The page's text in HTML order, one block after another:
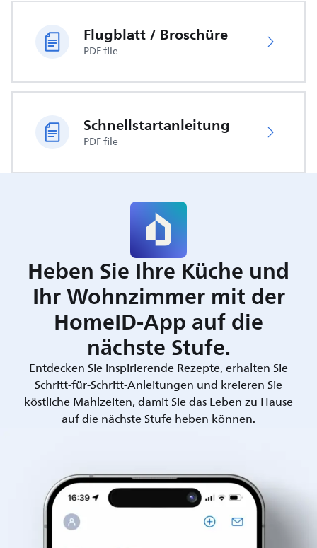
Flugblatt / Broschüre
PDF file
Schnellstartanleitung
PDF file
Heben Sie Ihre Küche und
Ihr Wohnzimmer mit der
HomeID-App auf die
nächste Stufe.
Entdecken Sie inspirierende Rezepte, erhalten Sie
Schritt-für-Schritt-Anleitungen und kreieren Sie
köstliche Mahlzeiten, damit Sie das Leben zu Hause
auf die nächste Stufe heben können.